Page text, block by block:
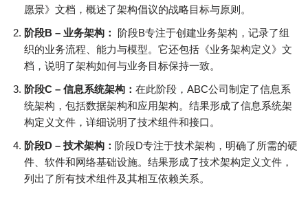
愿景》文档，概述了架构倡议的战略目标与原则。
阶段B – 业务架构：
阶段B专注于创建业务架构，记录了组
织的业务流程、能力与模型。它还包括《业务架构定义》文
档，说明了架构如何与业务目标保持一致。
阶段C – 信息系统架构： 在此阶段，ABC公司制定了信息系
统架构，包括数据架构和应用架构。结果形成了信息系统架
构定义文件，详细说明了技术组件和接口。
阶段D – 技术架构： 阶段D专注于技术架构，明确了所需的硬
件、软件和网络基础设施。结果形成了技术架构定义文件，
列出了所有技术组件及其相互依赖关系。